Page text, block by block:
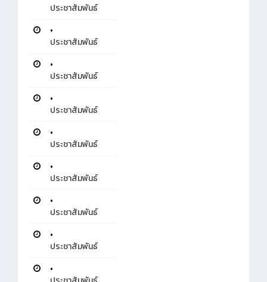
ประชาสัมพันธ์
•
ประชาสัมพันธ์
•
ประชาสัมพันธ์
•
ประชาสัมพันธ์
•
ประชาสัมพันธ์
•
ประชาสัมพันธ์
•
ประชาสัมพันธ์
•
ประชาสัมพันธ์
•